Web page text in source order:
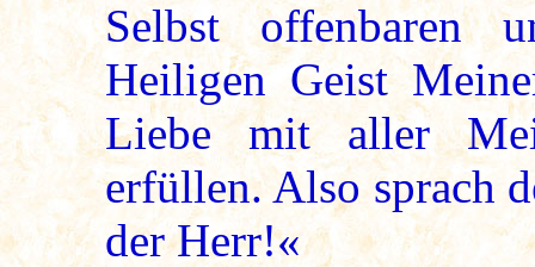
Selbst offenbaren
Heiligen Geist
Liebe mit aller
erfüllen. Also sprach
der Herr!«